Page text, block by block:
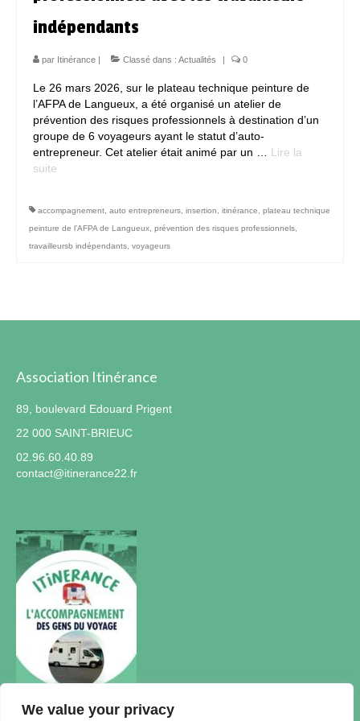
We value your privacy
Contact
indépendants
par Itinérance | Classé dans : Actualités | 0
Le 26 mars 2026, sur le plateau technique peinture de
l’AFPA de Langueux, a été organisé un atelier de
prévention des risques professionnels à destination d’un
groupe de 6 voyageurs ayant le statut d’auto-
entrepreneur. Cet atelier était animé par un … Lire la
suite­­
accompagnement auto entrepreneurs insertion itinérance
plateau technique
peinture de l’AFPA de Langueux prévention des risques professionnels
travailleursb indépendants voyageurs
Association Itinérance
89, boulevard Edouard Prigent
22 000 SAINT-BRIEUC
02.96.60.40.89
contact@itinerance22.fr